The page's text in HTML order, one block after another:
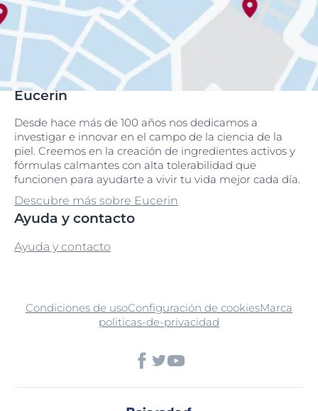
Eucerin
Desde hace más de 100 años nos dedicamos a
investigar e innovar en el campo de la ciencia de la
piel. Creemos en la creación de ingredientes activos y
fórmulas calmantes con alta tolerabilidad que
funcionen para ayudarte a vivir tu vida mejor cada día.
Descubre más sobre Eucerin
Ayuda y contacto
Ayuda y contacto
Condiciones de usoConfiguración de cookiesMarca
politicas-de-privacidad